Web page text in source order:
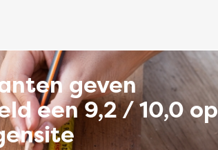
geven
een 9,2 / 10,0 op